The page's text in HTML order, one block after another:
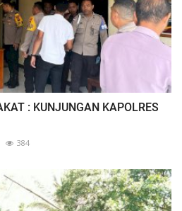
: KUNJUNGAN KAPOLRES
384